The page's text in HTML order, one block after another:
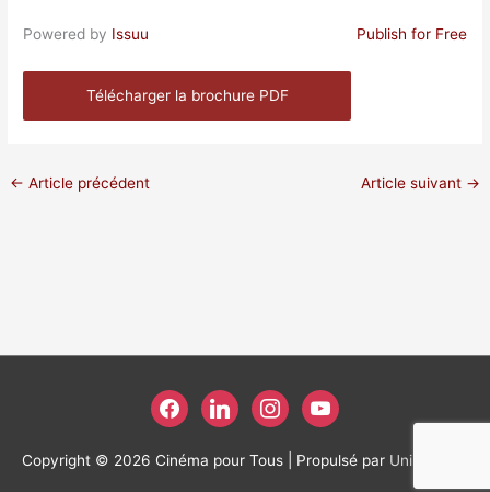
Powered by Issuu Publish for Free
Télécharger la brochure PDF
← Article précédent Article suivant →
facebooklinkedin instagramyoutube
Copyright © 2026 Cinéma pour Tous | Propulsé par Unikweb